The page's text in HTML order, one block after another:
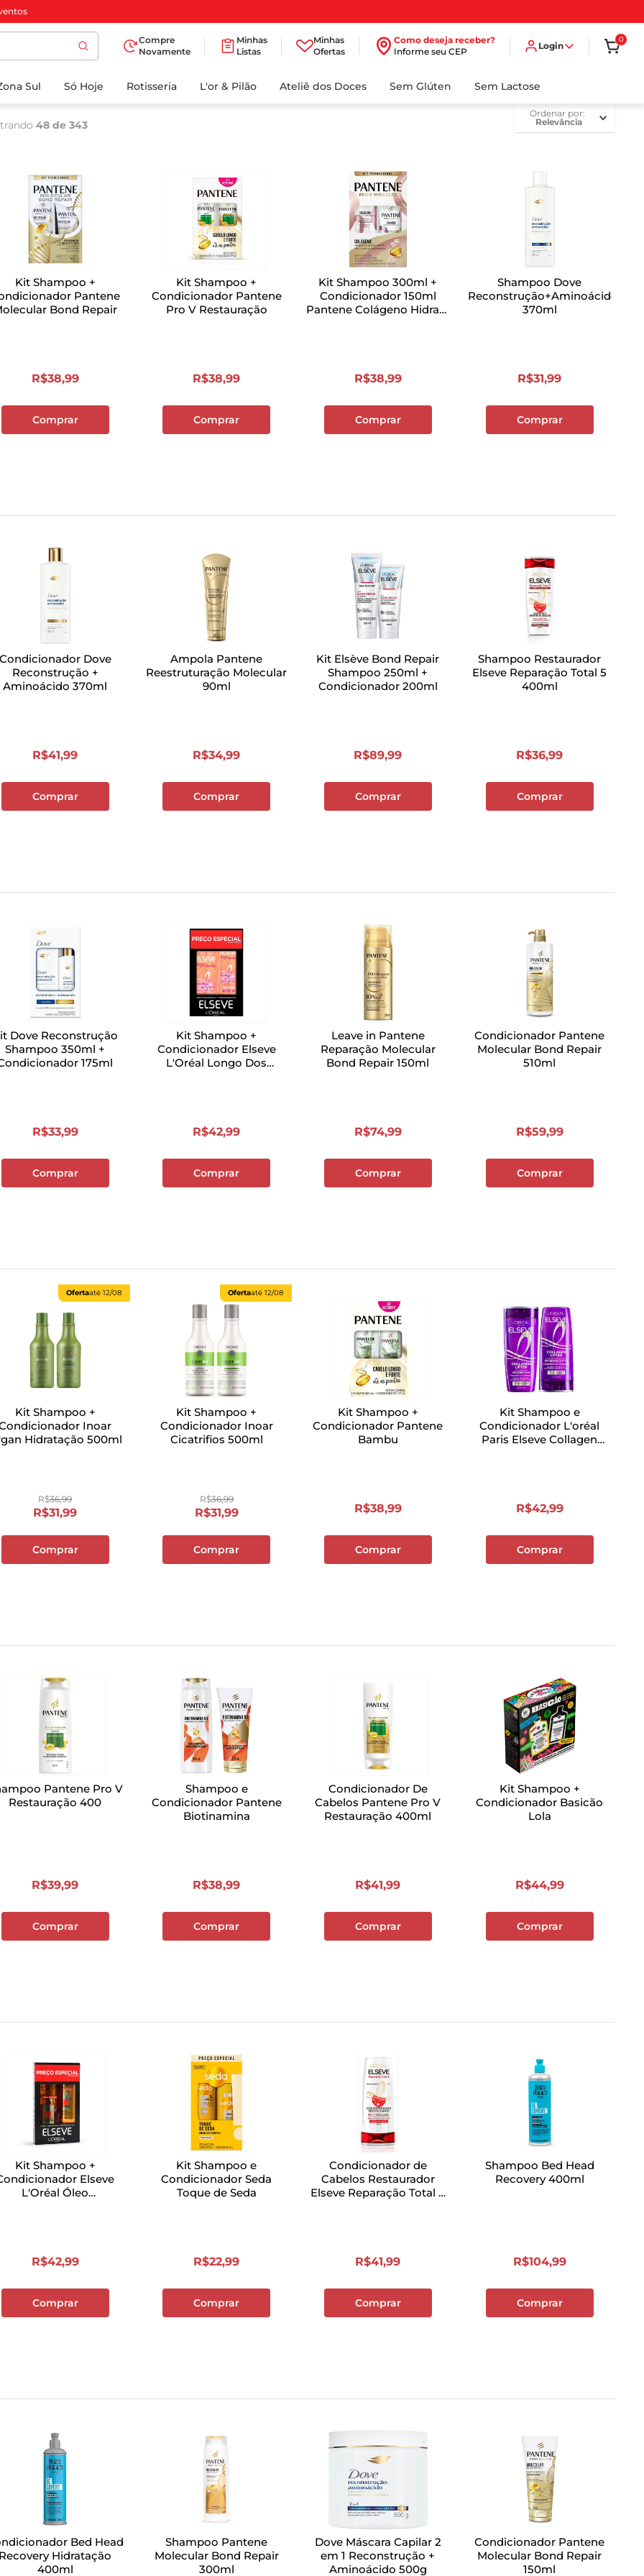
Compre
Novamente
Minhas
Listas
Minhas
Ofertas
Como deseja receber?
Informe seu CEP
Login
0
Sul Só Hoje Rotisseria L'or & Pilão Ateliê dos Doces Sem Glúten Sem Lactose
48 de 343
ordenar por
Relevância
Kit Shampoo +
Pantene
Bond Repair
R$38,99
Comprar
Kit Shampoo +
Condicionador Pantene
Pro V Restauração
R$38,99
Comprar
Kit Shampoo 300ml +
Condicionador 150ml
Pantene Colágeno Hidrata
R$38,99
Comprar
Shampoo Dove
Reconstrução+Aminoácido
370ml
R$31,99
Comprar
Dove
Reconstrução +
Aminoácido 370ml
R$41,99
Comprar
Ampola Pantene
Reestruturação Molecular
90ml
R$34,99
Comprar
Kit Elsève Bond Repair
Shampoo 250ml +
Condicionador 200ml
R$89,99
Comprar
Shampoo Restaurador
Elseve Reparação Total 5
400ml
R$36,99
Comprar
Dove Reconstrução
Shampoo 350ml +
175ml
R$33,99
Comprar
Kit Shampoo +
Condicionador Elseve
L'Oréal Longo Dos
R$42,99
Comprar
Leave in Pantene
Reparação Molecular
Bond Repair 150ml
R$74,99
Comprar
Condicionador Pantene
Molecular Bond Repair
510ml
R$59,99
Comprar
Ofertaaté12/08
Kit Shampoo +
Inoar
Hidratação 500ml
R$36,99
R$31,99
Comprar
Ofertaaté12/08
Kit Shampoo +
Condicionador Inoar
Cicatrifios 500ml
R$36,99
R$31,99
Comprar
Kit Shampoo +
Condicionador Pantene
Bambu
R$38,99
Comprar
Kit Shampoo e
Condicionador L'oréal
Paris Elseve Collagen
R$42,99
Comprar
Pantene Pro V
Restauração 400
R$39,99
Comprar
Shampoo e
Condicionador Pantene
Biotinamina
R$38,99
Comprar
Condicionador De
Cabelos Pantene Pro V
Restauração 400ml
R$41,99
Comprar
Kit Shampoo +
Condicionador Basicão
Lola
R$44,99
Comprar
Kit Shampoo +
Elseve
L'Oréal Óleo
R$42,99
Comprar
Kit Shampoo e
Condicionador Seda
Toque de Seda
R$22,99
Comprar
Condicionador de
Cabelos Restaurador
Elseve Reparação Total 5
R$41,99
Comprar
Shampoo Bed Head
Recovery 400ml
R$104,99
Comprar
Bed Head
Hidratação
400ml
Shampoo Pantene
Molecular Bond Repair
300ml
Dove Máscara Capilar 2
em 1 Reconstrução +
Aminoácido 500g
Condicionador Pantene
Molecular Bond Repair
150ml
BUSCADOS
9
chocolate